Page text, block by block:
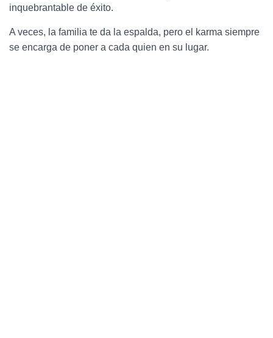
inquebrantable de éxito.
A veces, la familia te da la espalda, pero el karma siempre
se encarga de poner a cada quien en su lugar.